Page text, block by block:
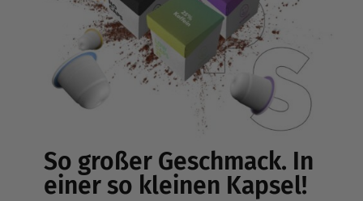
So großer Geschmack. In
einer so kleinen Kapsel!